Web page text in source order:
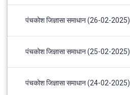
पंचकोश जिज्ञासा समाधान (26-02-2025)
पंचकोश जिज्ञासा समाधान (25-02-2025)
पंचकोश जिज्ञासा समाधान (24-02-2025)